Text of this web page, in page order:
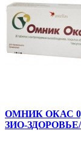
ОМНИК ОКАС
ЗИО-ЗДОРОВЬЕ/